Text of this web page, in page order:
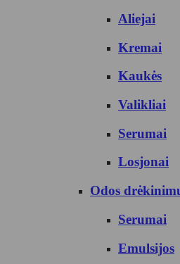
Aliejai
Kremai
Kaukės
Valikliai
Serumai
Losjonai
Odos
Serumai
Emulsijos